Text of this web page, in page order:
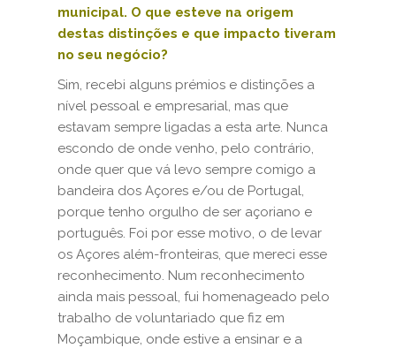
municipal. O que esteve na origem
destas distinções e que impacto tiveram
no seu negócio?
Sim, recebi alguns prémios e distinções a
nível pessoal e empresarial, mas que
estavam sempre ligadas a esta arte. Nunca
escondo de onde venho, pelo contrário,
onde quer que vá levo sempre comigo a
bandeira dos Açores e/ou de Portugal,
porque tenho orgulho de ser açoriano e
português. Foi por esse motivo, o de levar
os Açores além-fronteiras, que mereci esse
reconhecimento. Num reconhecimento
ainda mais pessoal, fui homenageado pelo
trabalho de voluntariado que fiz em
Moçambique, onde estive a ensinar e a